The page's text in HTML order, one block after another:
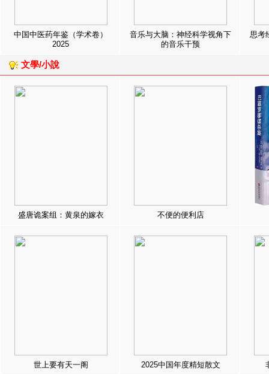
中国中医药年鉴（学术卷）
2025
音乐与大脑：神经科学视角下
的音乐干预
思考
文學/小說
盛唐诡案组：黄泉的嫁衣 不便的便利店
世上要有天一阁 2025中国年度精短散文